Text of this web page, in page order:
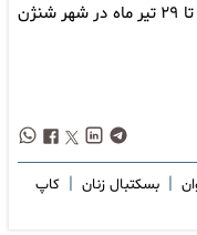
رقابت‌های دیویژن B کاپ آسیا بانوان از ۲۲ تا ۲۹ تیر ماه در شهر شنژن
| بسکتبال زنان | کاپ